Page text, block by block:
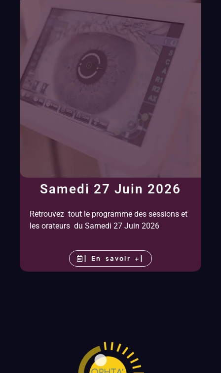
Samedi 27 Juin 2026
Retrouvez tout le programme des sessions et
les orateurs du Samedi 27 Juin 2026
| En savoir +|